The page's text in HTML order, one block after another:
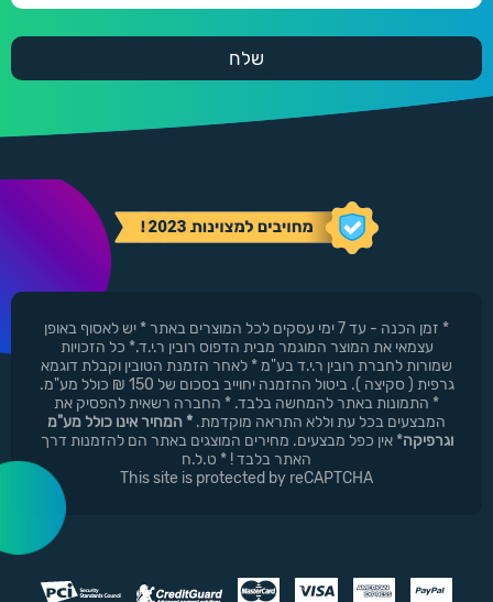
* זמן הכנה - עד 7 ימי עסקים לכל המוצרים באתר * יש לאסוף באופן
עצמאי את המוצר המוגמר מבית הדפוס רובין ר.י.ד.* כל הזכויות
שמורות לחברת רובין ר.י.ד בע"מ * לאחר הזמנת הטובין וקבלת דוגמא
גרפית ( סקיצה ). ביטול ההזמנה יחוייב בסכום של 150 ₪ כולל מע"מ.
* התמונות באתר להמחשה בלבד. * החברה רשאית להפסיק את
המבצעים בכל עת וללא התראה מוקדמת. * המחיר אינו כולל מע"מ
וגרפיקה* אין כפל מבצעים. מחירים המוצגים באתר הם להזמנות דרך
האתר בלבד ! * ט.ל.ח
This site is protected by reCAPTCHA